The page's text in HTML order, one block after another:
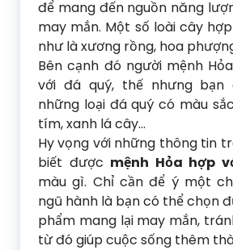
để mang đến nguồn năng
may mắn. Một số loài cây
như là xương rồng, hoa
Bên cạnh đó người mệnh
với đá quý, thế nhưng bạn
những loại đá quý có màu
tím, xanh lá cây…
Hy vọng với những thông tin
biết được mệnh Hỏa hợp
màu gì. Chỉ cần để ý một
ngũ hành là bạn có thể chọn
phẩm mang lại may mắn,
từ đó giúp cuộc sống thêm